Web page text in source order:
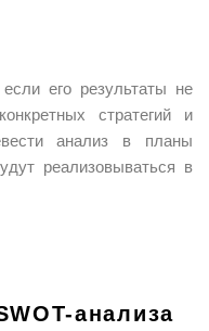
его результаты не
стратегий и
анализ в планы
реализовываться в
анализа